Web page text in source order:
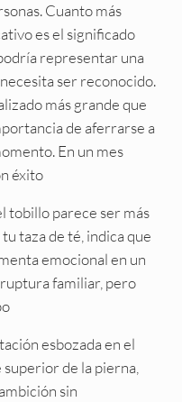
Cuanto más
es el significado
representar una
ser reconocido.
más grande que
de aferrarse a
En un mes
éxito
tobillo parece ser más
taza de té, indica que
emocional en un
familiar, pero
esbozada en el
de la pierna,
sin